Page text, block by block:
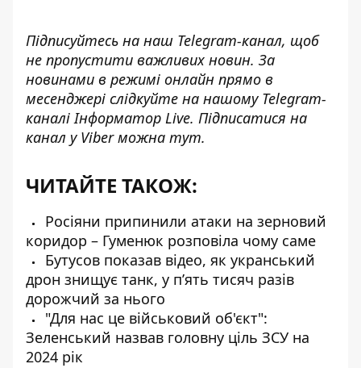
Підписуйтесь на наш Telegram-канал, щоб
не пропустити важливих новин. За
новинами в режимі онлайн прямо в
месенджері слідкуйте на нашому Telegram-
каналіІнформатор Live. Підписатися на
канал у Viber можна тут.
ЧИТАЙТЕ ТАКОЖ:
Росіяни припинили атаки на зерновий
коридор – Гуменюк розповіла чому саме
Бутусов показав відео, як укранський
дрон знищує танк, у пʼять тисяч разів
дорожчий за нього
"Для нас це військовий об'єкт":
Зеленський назвав головну ціль ЗСУ на
2024 рік